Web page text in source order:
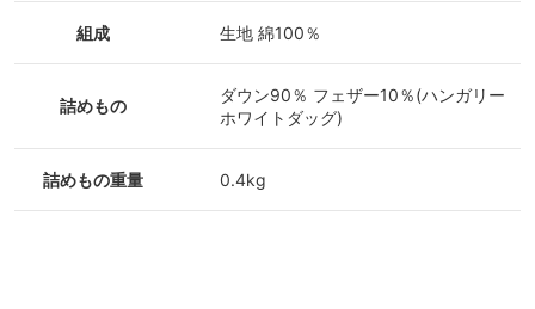
組成 生地 綿100％
詰めもの
ダウン90％ フェザー10％(ハンガリー
ホワイトダッグ)
詰めもの重量 0.4kg